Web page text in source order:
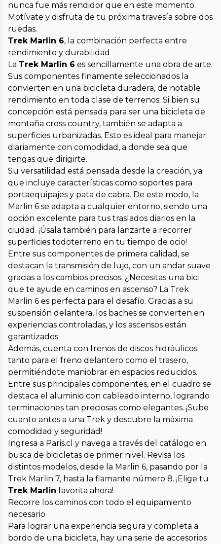
nunca fue más rendidor que en este momento.
Motívate y disfruta de tu próxima travesía sobre dos
ruedas.
Trek Marlin 6, la combinación perfecta entre
rendimiento y durabilidad
La Trek Marlin 6 es sencillamente una obra de arte.
Sus componentes finamente seleccionados la
convierten en una bicicleta duradera, de notable
rendimiento en toda clase de terrenos. Si bien su
concepción está pensada para ser una bicicleta de
montaña cross country, también se adapta a
superficies urbanizadas. Esto es ideal para manejar
diariamente con comodidad, a donde sea que
tengas que dirigirte.
Su versatilidad está pensada desde la creación, ya
que incluye características como soportes para
portaequipajes y pata de cabra. De este modo, la
Marlin 6 se adapta a cualquier entorno, siendo una
opción excelente para tus traslados diarios en la
ciudad. ¡Úsala también para lanzarte a recorrer
superficies todoterreno en tu tiempo de ocio!
Entre sus componentes de primera calidad, se
destacan la transmisión de lujo, con un andar suave
gracias a los cambios precisos. ¿Necesitas una bici
que te ayude en caminos en ascenso? La Trek
Marlin 6 es perfecta para el desafío. Gracias a su
suspensión delantera, los baches se convierten en
experiencias controladas, y los ascensos están
garantizados.
Además, cuenta con frenos de discos hidráulicos
tanto para el freno delantero como el trasero,
permitiéndote maniobrar en espacios reducidos.
Entre sus principales componentes, en el cuadro se
destaca el aluminio con cableado interno, logrando
terminaciones tan preciosas como elegantes. ¡Sube
cuanto antes a una Trek y descubre la máxima
comodidad y seguridad!
Ingresa a Paris.cl y navega a través del catálogo en
busca de bicicletas de primer nivel. Revisa los
distintos modelos, desde la Marlin 6, pasando por la
Trek Marlin 7, hasta la flamante número 8. ¡Elige tu
Trek Marlin favorita ahora!
Recorre los caminos con todo el equipamiento
necesario
Para lograr una experiencia segura y completa a
bordo de una bicicleta, hay una serie de accesorios